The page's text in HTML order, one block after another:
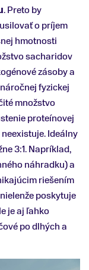
. Preto by
o príjem
hmotnosti
sacharidov
zásoby a
fyzickej
množstvo
proteínovej
Ideálny
3:1. Napríklad,
náhradku) a
riešením
poskytuje
je aj ľahko
po dlhých a